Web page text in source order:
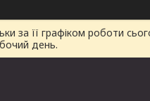
за її графіком роботи
день.